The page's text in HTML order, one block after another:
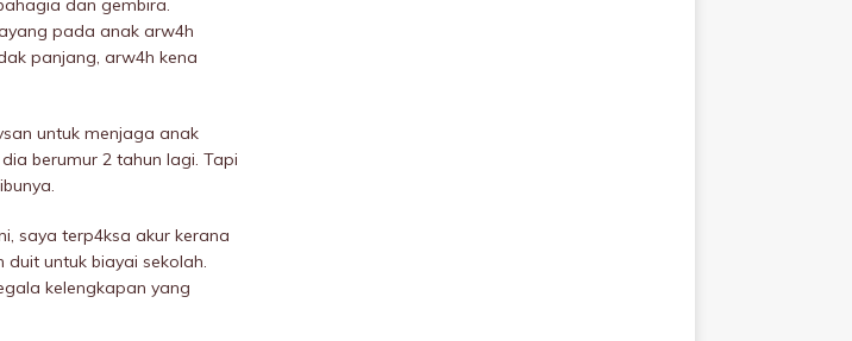
dan gembira.
pada anak arw4h
panjang, arw4h kena
untuk menjaga anak
berumur 2 tahun lagi. Tapi
saya terp4ksa akur kerana
untuk biayai sekolah.
kelengkapan yang